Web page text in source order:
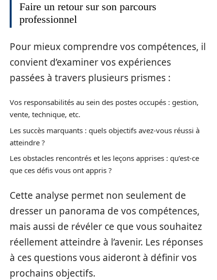
Faire un retour sur son parcours
professionnel
Pour mieux comprendre vos compétences, il
convient d’examiner vos expériences
passées à travers plusieurs prismes :
Vos responsabilités au sein des postes occupés : gestion,
vente, technique, etc.
Les succès marquants : quels objectifs avez-vous réussi à
atteindre ?
Les obstacles rencontrés et les leçons apprises : qu’est-ce
que ces défis vous ont appris ?
Cette analyse permet non seulement de
dresser un panorama de vos compétences,
mais aussi de révéler ce que vous souhaitez
réellement atteindre à l’avenir. Les réponses
à ces questions vous aideront à définir vos
prochains objectifs.